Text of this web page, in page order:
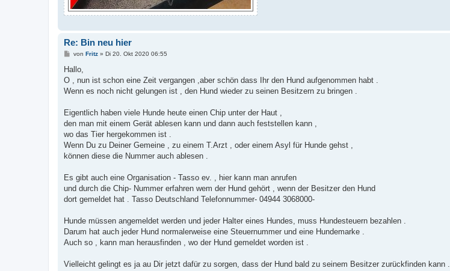
Re: Bin neu hier
B
i
a
von Fritz» Di 20. Okt 2020 06:55
Hallo,
O , nun ist schon eine Zeit vergangen ,aber schön dass Ihr den Hund aufgenommen habt .
Wenn es noch nicht gelungen ist , den Hund wieder zu seinen Besitzern zu bringen .
Eigentlich haben viele Hunde heute einen Chip unter der Haut ,
den man mit einem Gerät ablesen kann und dann auch feststellen kann ,
wo das Tier hergekommen ist .
Wenn Du zu Deiner Gemeine , zu einem T.Arzt , oder einem Asyl für Hunde gehst ,
können diese die Nummer auch ablesen .
Es gibt auch eine Organisation - Tasso ev. , hier kann man anrufen
und durch die Chip- Nummer erfahren wem der Hund gehört , wenn der Besitzer den Hund
dort gemeldet hat . Tasso Deutschland Telefonnummer- 04944 3068000-
Hunde müssen angemeldet werden und jeder Halter eines Hundes, muss Hundesteuern bezahlen .
Darum hat auch jeder Hund normalerweise eine Steuernummer und eine Hundemarke .
Auch so , kann man herausfinden , wo der Hund gemeldet worden ist .
Vielleicht gelingt es ja au Dir jetzt dafür zu sorgen, dass der Hund bald zu seinem Besitzer zurückfinden kann .